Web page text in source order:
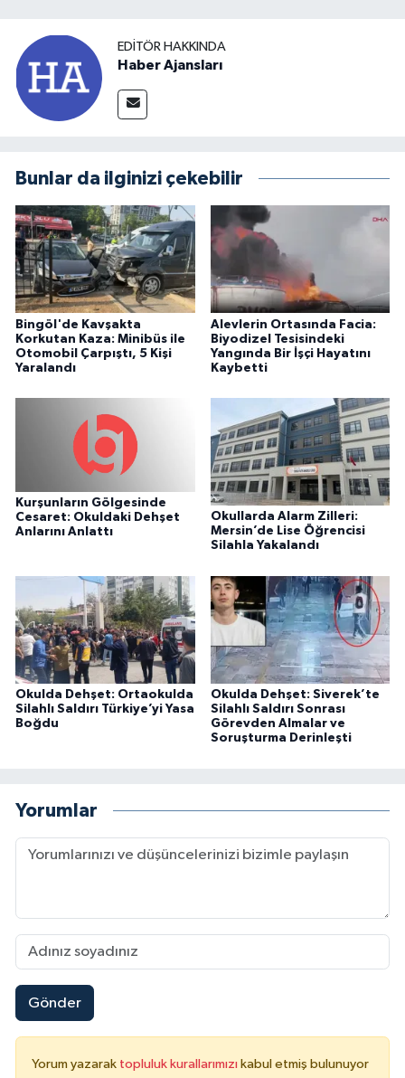
EDITÖR HAKKINDA
Haber Ajansları
Bunlar da ilginizi çekebilir
Bingöl'de Kavşakta
Korkutan Kaza: Minibüs ile
Otomobil Çarpıştı, 5 Kişi
Yaralandı
Alevlerin Ortasında Facia:
Biyodizel Tesisindeki
Yangında Bir İşçi Hayatını
Kaybetti
Kurşunların Gölgesinde
Cesaret: Okuldaki Dehşet
Anlarını Anlattı
Okullarda Alarm Zilleri:
Mersin’de Lise Öğrencisi
Silahla Yakalandı
Okulda Dehşet: Ortaokulda
Silahlı Saldırı Türkiye’yi Yasa
Boğdu
Okulda Dehşet: Siverek’te
Silahlı Saldırı Sonrası
Görevden Almalar ve
Soruşturma Derinleşti
Yorumlar
Gönder
Yorum yazarak topluluk kurallarımızı kabul etmiş bulunuyor